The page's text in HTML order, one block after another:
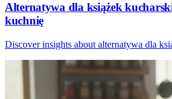
Alternatywa dla książek
kuchnię
Discover insights about alternatywa dla